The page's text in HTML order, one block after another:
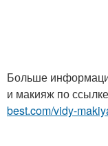
Больше
и макияж по ссылке
best.com/vidy-